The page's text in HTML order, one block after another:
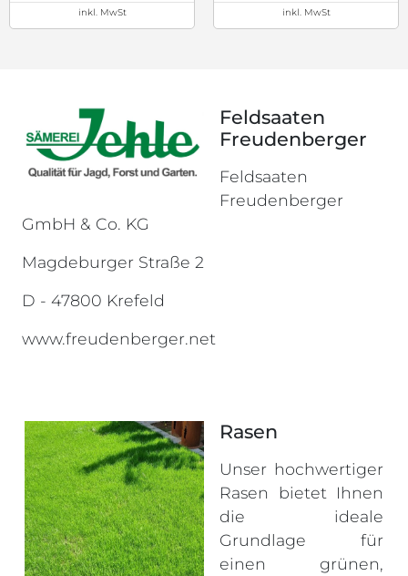
inkl. MwSt inkl. MwSt
Feldsaaten
Freudenberger
Feldsaaten
Freudenberger
GmbH & Co. KG
Magdeburger Straße 2
D - 47800 Krefeld
www.freudenberger.net
Rasen
Unser hochwertiger
Rasen bietet Ihnen
die ideale
Grundlage für
einen grünen,